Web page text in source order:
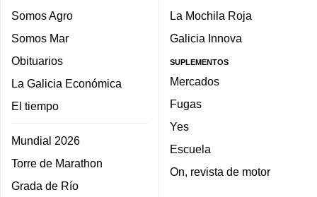
Somos Agro
Somos Mar
Obituarios
La Galicia Económica
El tiempo
Mundial 2026
Torre de Marathon
Grada de Río
La Mochila Roja
Galicia Innova
SUPLEMENTOS
Mercados
Fugas
Yes
Escuela
On, revista de motor